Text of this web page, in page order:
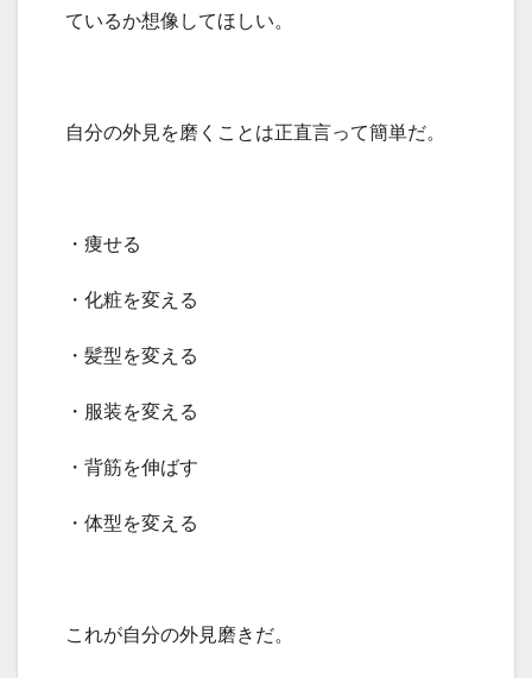
ているか想像してほしい。
自分の外見を磨くことは正直言って簡単だ。
・痩せる
・化粧を変える
・髪型を変える
・服装を変える
・背筋を伸ばす
・体型を変える
これが自分の外見磨きだ。